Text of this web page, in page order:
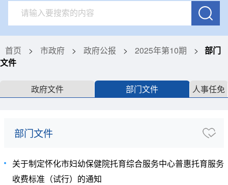
首页 > 市政府 > 政府公报 > 2025年第10期 >
部门
文件
政府文件 部门文件 人事任免
部门文件
关于制定怀化市妇幼保健院托育综合服务中心普惠托育服务
收费标准（试行）的通知